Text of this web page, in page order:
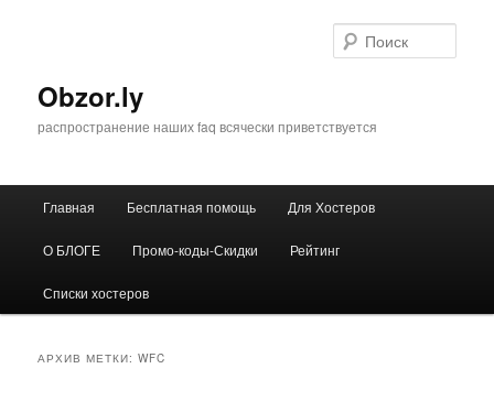
Obzor.ly
распространение наших faq всячески приветствуется
Главная Бесплатная помощь Для Хостеров
О БЛОГЕ Промо-коды-Скидки Рейтинг
Списки хостеров
АРХИВ МЕТКИ:WFC